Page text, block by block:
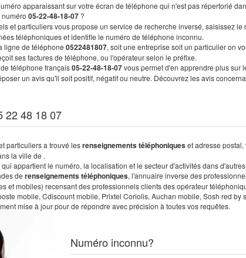
apparaissant sur votre écran de téléphone qui n'est pas répertorié
05-22-48-18-07 ?
et particuliers vous propose un service de recherche inversé, saisissez le
téléphoniques et identifie le numéro de téléphone inconnu.
ligne de téléphone 0522481807, soit une entreprise soit un particulier on
ses factures de téléphone, ou l'opérateur selon le préfixe.
téléphone français05-22-48-18-07vous permet d'en apprendre plus sur
un avis qu'il soit positif, négatif ou neutre. Découvrez les avis
22 48 18 07
particuliers a trouvé lesrenseignements téléphoniqueset adresse
la ville de .
appartient le numéro, la localisation et le secteur d'activités dans
de renseignements téléphoniques, l'annuaire inverse des
et mobiles) recensant des professionnels clients des opérateur
mobile, Cdiscount mobile, Prixtel Coriolis, Auchan mobile, Sosh red by
mise à jour pour de répondre avec précision à toutes vos requêtes.
Numéro inconnu?